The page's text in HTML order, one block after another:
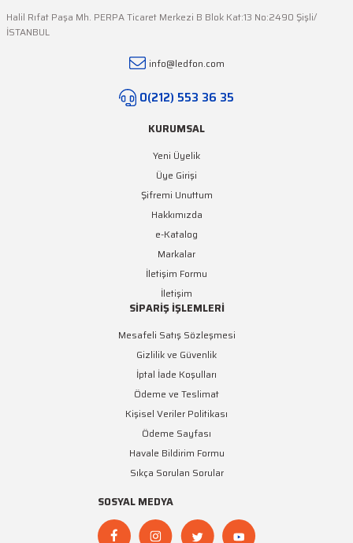
Halil Rıfat Paşa Mh. PERPA Ticaret Merkezi B Blok Kat:13 No:2490 Şişli/
İSTANBUL
info@ledfon.com
0(212) 553 36 35
KURUMSAL
Yeni Üyelik
Üye Girişi
Şifremi Unuttum
Hakkımızda
e-Katalog
Markalar
İletişim Formu
İletişim
SİPARİŞ İŞLEMLERİ
Mesafeli Satış Sözleşmesi
Gizlilik ve Güvenlik
İptal İade Koşulları
Ödeme ve Teslimat
Kişisel Veriler Politikası
Ödeme Sayfası
Havale Bildirim Formu
Sıkça Sorulan Sorular
SOSYAL MEDYA